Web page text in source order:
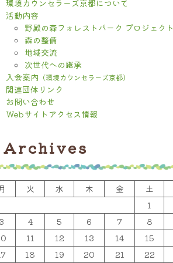
環境カウンセラーズ京都について
活動内容
野殿の森フォレストパーク プロジェクト
森の整備
地域交流
次世代への継承
入会案内 （環境カウンセラーズ京都）
関連団体リンク
お問い合わせ
Webサイトアクセス情報
Archives
月 火 水 木 金 土
1
3
4 5 6 7 8
11 12 13 14 15
18 19 20 21 22